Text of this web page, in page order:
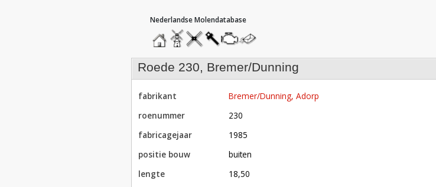
hoofdmenu
homemolendatabase
roedendatabase
assendatabase
motorendatabase
stuur
een
bericht
roede 230, Bremer/Dunning
fabrikant
Bremer/Dunning, Adorp
roenummer
230
fabricagejaar
1985
positie bouw
buiten
lengte
18,50